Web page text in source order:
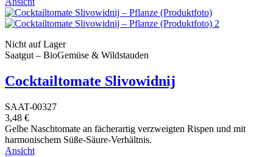
Nicht auf Lager
Saatgut – BioGemüse & Wildstauden
Cocktailtomate Slivowidnij
SAAT-00327
3,48 €
Gelbe Naschtomate an fächerartig verzweigten Rispen und mit
harmonischem Süße-Säure-Verhältnis.
Ansicht